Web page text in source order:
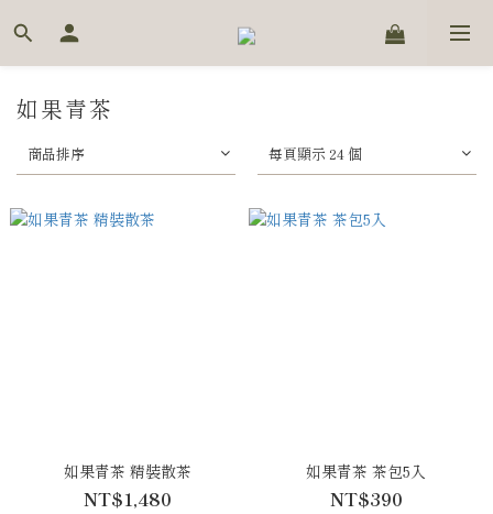
如果青茶
商品排序 每頁顯示 24 個
如果青茶 精裝散茶
NT$1,480
如果青茶 茶包5入
NT$390